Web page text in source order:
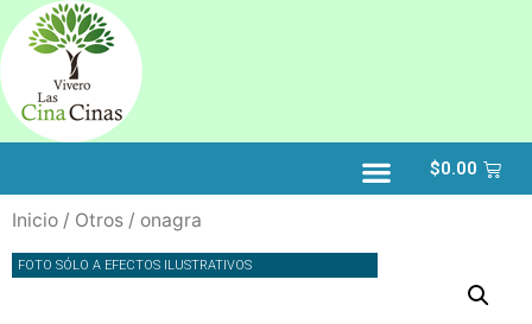
$0.00
Inicio / Otros / onagra
FOTO SÓLO A EFECTOS ILUSTRATIVOS